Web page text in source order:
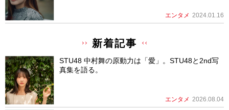
エンタメ 2024.01.16
新着記事
STU48 中村舞の原動力は「愛」。STU48と2nd写
真集を語る。
エンタメ 2026.08.04